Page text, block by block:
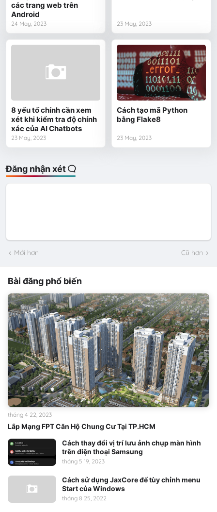
các trang web trên
Android
24 May, 2023 23 May, 2023
8 yếu tố chính cần xem
xét khi kiểm tra độ chính
xác của AI Chatbots
23 May, 2023
Cách tạo mã Python
bằng Flake8
23 May, 2023
Đăng nhận xét
Mới hơn Cũ hơn
Bài đăng phổ biến
Lắp Mạng FPT Căn Hộ Chung Cư Tại TP.HCM
tháng 4 22, 2023
Cách thay đổi vị trí lưu ảnh chụp màn hình
trên điện thoại Samsung
tháng 5 19, 2023
Cách sử dụng JaxCore để tùy chỉnh menu
Start của Windows
tháng 8 25, 2022